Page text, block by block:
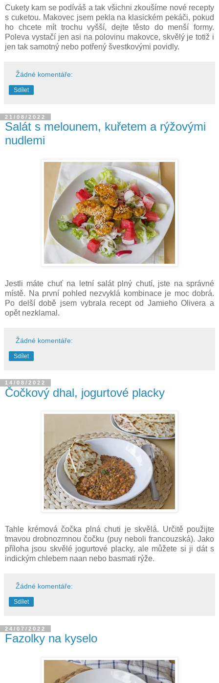
Cukety kam se podíváš a tak všichni zkoušíme nové recepty
s cuketou. Makovec jsem pekla na klasickém pekáči, pokud
ho chcete mít trochu vyšší, dejte těsto do menší formy.
Poleva vystačí jen asi na polovinu makovce, skvělý je totiž i
jen tak samotný nebo potřený švestkovými povidly.
Žádné komentáře:
Sdílet
21/08/2022
Salát s melounem, kuřetem a rýžovými
nudlemi
Jestli máte chuť na letní salát plný chutí, jste na správné
místě. Na první pohled nezvyklá kombinace je moc dobrá.
Po delší době jsem vybrala recept od Jamieho Olivera a
opět nezklamal.
Žádné komentáře:
Sdílet
14/08/2022
Čočkový dhal, jogurtové placky
Tahle krémová čočka plná chuti je skvělá. Určitě použijte
tmavou drobnozrnnou čočku (puy neboli francouzská). Jako
příloha jsou skvělé jogurtové placky, ale můžete si ji dát s
indickým chlebem naan nebo basmati rýže.
Žádné komentáře:
Sdílet
24/07/2022
Fazolky na kyselo